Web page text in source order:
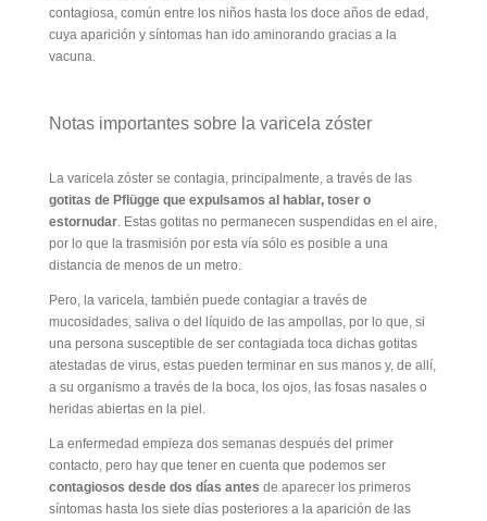
contagiosa, común entre los niños hasta los doce años de edad,
cuya aparición y síntomas han ido aminorando gracias a la
vacuna.
Notas importantes sobre la varicela zóster
La varicela zóster se contagia, principalmente, a través de las
gotitas de Pflügge que expulsamos al hablar, toser o
estornudar. Estas gotitas no permanecen suspendidas en el aire,
por lo que la trasmisión por esta vía sólo es posible a una
distancia de menos de un metro.
Pero, la varicela, también puede contagiar a través de
mucosidades, saliva o del líquido de las ampollas, por lo que, si
una persona susceptible de ser contagiada toca dichas gotitas
atestadas de virus, estas pueden terminar en sus manos y, de allí,
a su organismo a través de la boca, los ojos, las fosas nasales o
heridas abiertas en la piel.
La enfermedad empieza dos semanas después del primer
contacto, pero hay que tener en cuenta que podemos ser
contagiosos desde dos días antes de aparecer los primeros
síntomas hasta los siete días posteriores a la aparición de las